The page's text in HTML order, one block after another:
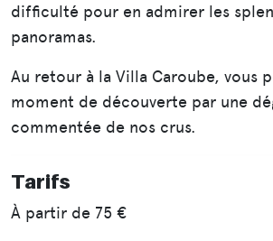
difficulté pour en admirer les
panoramas.
Au retour à la Villa Caroube, vous
moment de découverte par une
commentée de nos crus.
Tarifs
À partir de 75 €